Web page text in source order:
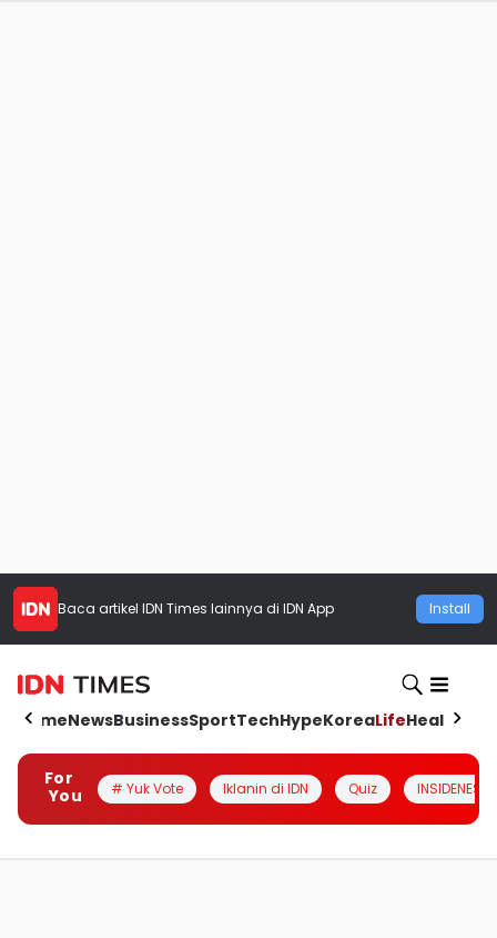
Baca artikel IDN Times lainnya di IDN App Install
HomeNewsBusinessSportTechHypeKoreaLifeHealth
For
You
# Yuk Vote Iklanin di IDN Quiz INSIDENESIA